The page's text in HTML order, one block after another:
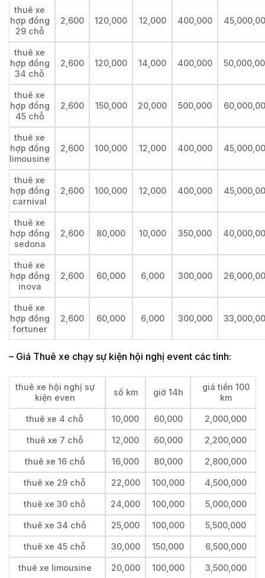
thuê xe
hợp đồng
29 chỗ
2,600 120,000 12,000 400,000
thuê xe
hợp đồng
34 chỗ
2,600 120,000 14,000 400,000
thuê xe
hợp đồng
45 chỗ
2,600 150,000 20,000 500,000
thuê xe
hợp đồng
limousine
2,600 100,000 12,000 400,000
thuê xe
hợp đồng
carnival
2,600 100,000 12,000 400,000
thuê xe
hợp đồng
sedona
2,600 80,000 10,000 350,000
thuê xe
hợp đồng
inova
2,600 60,000 6,000 300,000
thuê xe
hợp đồng
fortuner
2,600 60,000 6,000 300,000
– Giá Thuê xe chạy sự kiện hội nghị event các tỉnh:
thuê xe hội nghị sự
kiện even
số km giờ 14h
giá tiền 100
km
thuê xe 4 chỗ 10,000 60,000 2,000,000
thuê xe 7 chỗ 12,000 60,000 2,200,000
thuê xe 16 chỗ 16,000 80,000 2,800,000
thuê xe 29 chỗ 22,000 100,000 4,500,000
thuê xe 30 chỗ 24,000 100,000 5,000,000
thuê xe 34 chỗ 25,000 100,000 5,500,000
thuê xe 45 chỗ 30,000 150,000 6,500,000
thuê xe limousine 20,000 100,000 3,500,000